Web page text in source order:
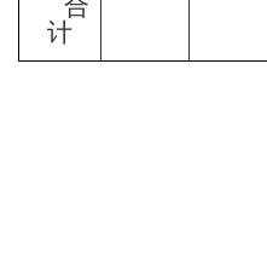
合
计